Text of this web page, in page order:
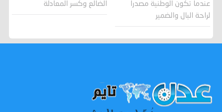
عندما تكون الوطنية مصدرا
لراحة البال والضمير
الضالع وكسر المعادلة